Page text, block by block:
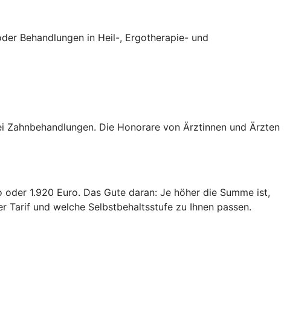
Behandlungen in Heil-, Ergotherapie- und
Die Honorare von Ärztinnen und Ärzten
1.920 Euro. Das Gute daran: Je höher die Summe ist,
Tarif und welche Selbstbehaltsstufe zu Ihnen passen.